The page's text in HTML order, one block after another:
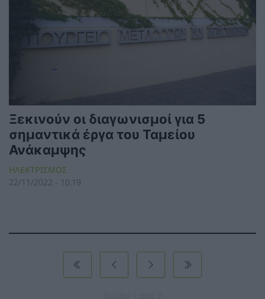
Ξεκινούν οι διαγωνισμοί για 5
σημαντικά έργα του Ταμείου
Ανάκαμψης
ΗΛΕΚΤΡΙΣΜΟΣ
22/11/2022 - 10:19